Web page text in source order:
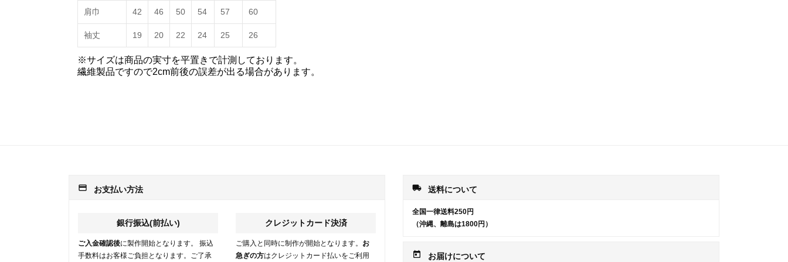
肩巾 42 46 50 54 57 60
袖丈 19 20 22 24 25 26
※サイズは商品の実寸を平置きで計測しております。
繊維製品ですので2cm前後の誤差が出る場合があります。
payment お支払い方法
銀行振込(前払い)
ご入金確認後に製作開始となります。 振込
手数料はお客様ご負担となります。ご了承
クレジットカード決済
ご購入と同時に制作が開始となります。 お
急ぎの方はクレジットカード払いをご利用
local_shipping 送料について
全国一律送料250円
（沖縄、離島は1800円）
today お届けについて